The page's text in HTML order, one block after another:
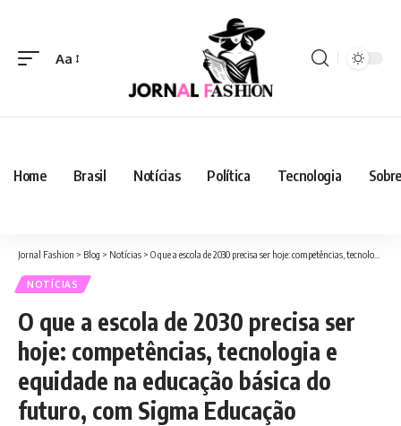
Aa
Home Brasil Notícias Política Tecnologia
Jornal Fashion > Blog > Notícias > O que a escola de 2030 precisa ser hoje: competências, tecnologia e equidade na educação básica do futuro, com Sigma Educação
NOTÍCIAS
O que a escola de 2030 precisa ser
hoje: competências, tecnologia e
equidade na educação básica do
futuro, com Sigma Educação